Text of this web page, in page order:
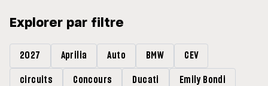
Explorer par filtre
2027 Aprilia Auto BMW CEV
circuits Concours Ducati Emily Bondi